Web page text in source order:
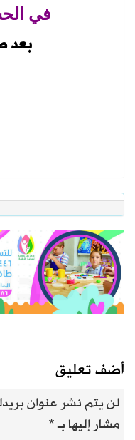
في
بعد
أضف تعليق
لن يتم نشر عنوان
مشار إليها بـ*